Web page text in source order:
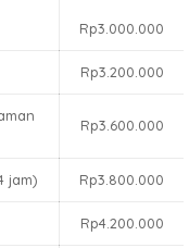
Rp3.000.000
Rp3.200.000
Rp3.600.000
jam) Rp3.800.000
Rp4.200.000